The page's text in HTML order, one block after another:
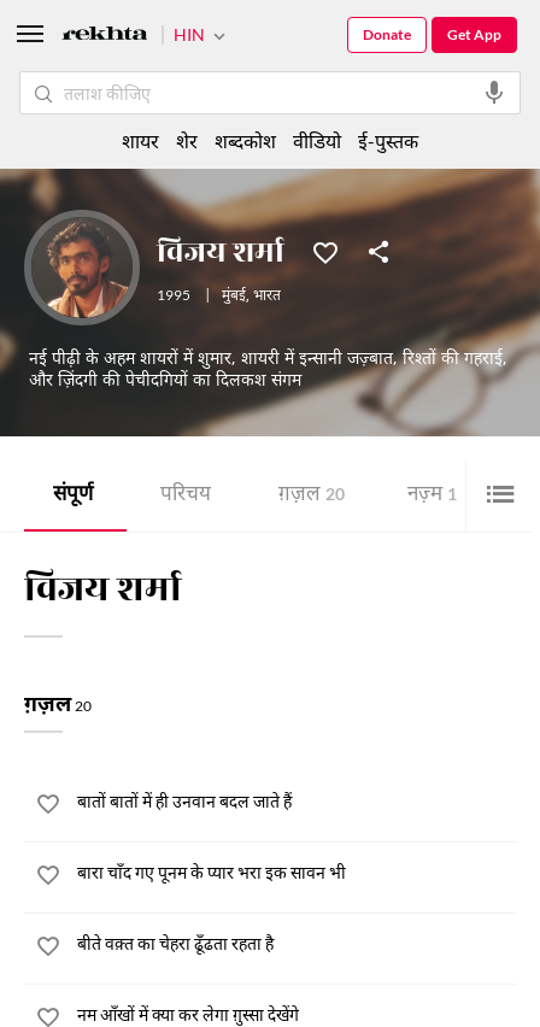
विजय शर्मा
1995 मुंबई, भारत
नई पीढ़ी के अहम शायरों में शुमार, शायरी में इन्सानी जज़्बात, रिश्तों की गहराई,
और ज़िंदगी की पेचीदगियों का दिलकश संगम
संपूर्ण परिचय ग़ज़ल 20 नज़्म 1
विजय शर्मा
ग़ज़ल20
बातों बातों में ही उनवान बदल जाते हैं
बारा चाँद गए पूनम के प्यार भरा इक सावन भी
बीते वक़्त का चेहरा ढूँढता रहता है
नम आँखों में क्या कर लेगा ग़ुस्सा देखेंगे
HIN Get App
Donate
शायर शेर शब्दकोश वीडियो ई-पुस्तक